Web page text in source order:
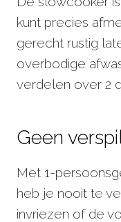
kunt precies
gerecht rustig
overbodige
verdelen over 2
Geen
Met 1-
heb je nooit te
invriezen of de